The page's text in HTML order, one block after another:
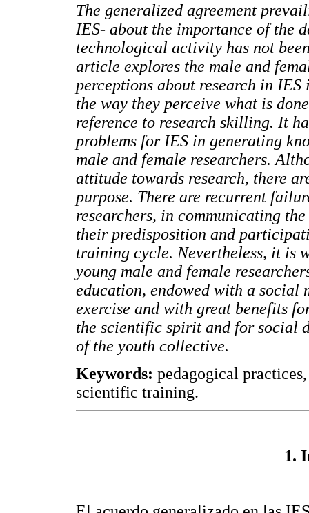
The generalized agreement
IES- about the importance of the
technological activity has not
article explores the male and
perceptions about research in
the way they perceive what is
reference to research skilling. It
problems for IES in generating
male and female researchers.
attitude towards research, there
purpose. There are recurrent
researchers, in communicating
their predisposition and
training cycle. Nevertheless, it is
young male and female
education, endowed with a social
exercise and with great benefits
the scientific spirit and for social
of the youth collective.
Keywords: pedagogical
scientific training.
1.